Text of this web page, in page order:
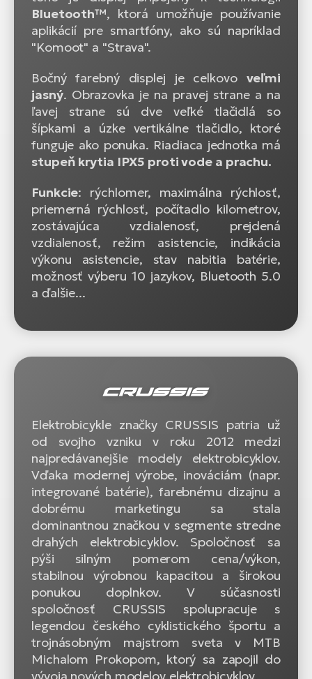
Bluetooth™, ktorá umožňuje používanie
aplikácií pre smartfóny, ako sú napríklad
"Komoot" a "Strava".
Bočný farebný displej je celkovo veľmi
jasný. Obrazovka je na pravej strane a na
ľavej strane sú dve veľké tlačidlá so
šípkami a úzke vertikálne tlačidlo, ktoré
funguje ako ponuka. Riadiaca jednotka má
stupeň krytia IPX5 proti vode a prachu.
Funkcie: rýchlomer, maximálna rýchlosť,
priemerná rýchlosť, počítadlo kilometrov,
zostávajúca vzdialenosť, prejdená
vzdialenosť, režim asistencie, indikácia
výkonu asistencie, stav nabitia batérie,
možnosť výberu 10 jazykov, Bluetooth 5.0
a ďalšie...
Elektrobicykle značky CRUSSIS patria už
od svojho vzniku v roku 2012 medzi
najpredávanejšie modely elektrobicyklov.
Vďaka modernej výrobe, inováciám (napr.
integrované batérie), farebnému dizajnu a
dobrému marketingu sa stala
dominantnou značkou v segmente stredne
drahých elektrobicyklov. Spoločnosť sa
pýši silným pomerom cena/výkon,
stabilnou výrobnou kapacitou a širokou
ponukou doplnkov. V súčasnosti
spoločnosť CRUSSIS spolupracuje s
legendou českého cyklistického športu a
trojnásobným majstrom sveta v MTB
Michalom Prokopom, ktorý sa zapojil do
vývoja nových modelov elektrobicyklov.